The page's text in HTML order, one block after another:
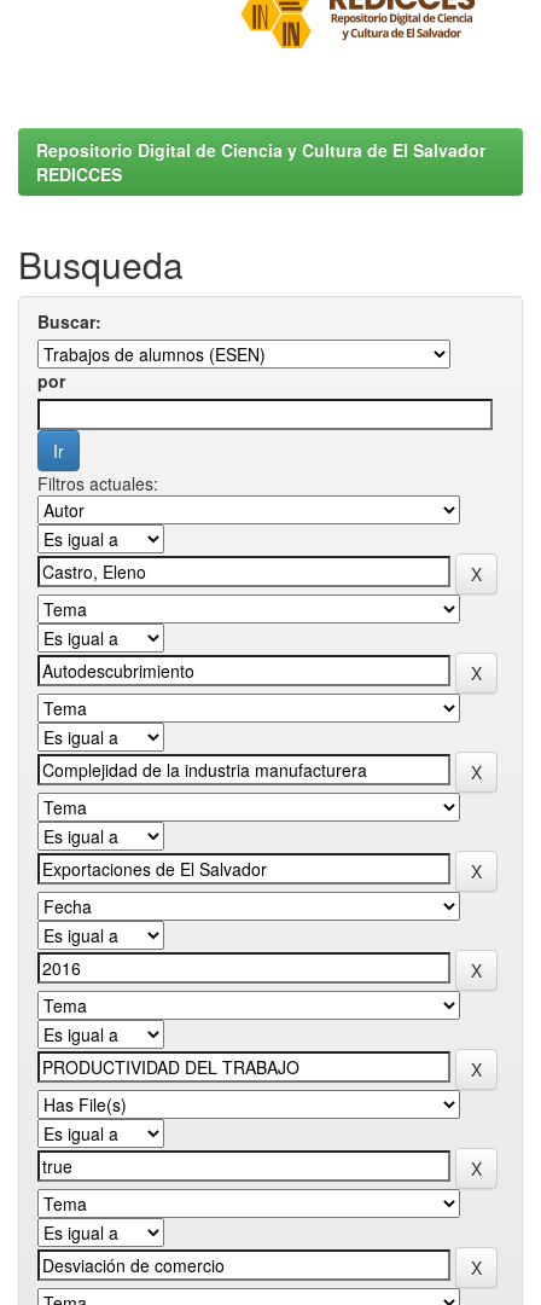
Repositorio Digital de Ciencia y Cultura de El Salvador
REDICCES
Busqueda
Buscar:
por
Filtros actuales: